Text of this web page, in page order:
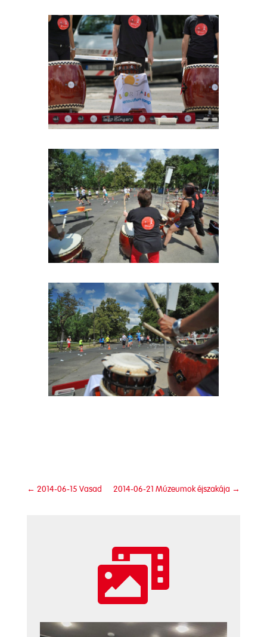
← 2014-06-15 Vasad 2014-06-21 Múzeumok éjszakája →
